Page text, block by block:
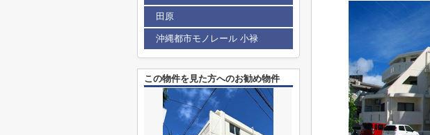
田原
沖縄都市モノレール 小禄
この物件を見た方へのお勧め物件